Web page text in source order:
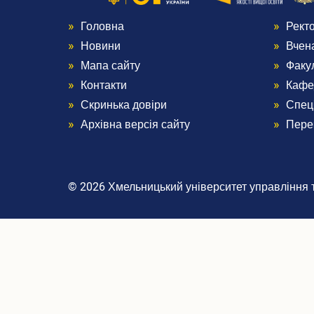
Menu
Footer
1
Головна
Новини
Мапа сайту
Контакти
Скринька довіри
Архівна версія сайту
2
© 2026 Хмельницький університет